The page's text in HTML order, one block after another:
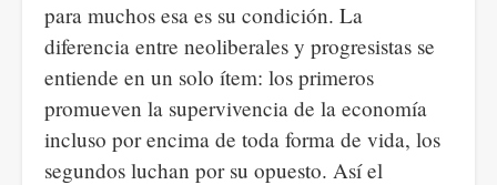
para muchos esa es su condición. La
diferencia entre neoliberales y progresistas se
entiende en un solo ítem: los primeros
promueven la supervivencia de la economía
incluso por encima de toda forma de vida, los
segundos luchan por su opuesto. Así el